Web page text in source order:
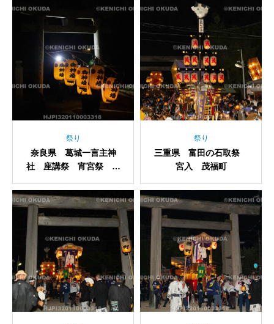
祭り
奈良県 葛城一言主神
社 座講祭 宵宮祭 ス
祭り
三重県 富田の石取祭
宮入 茂福町